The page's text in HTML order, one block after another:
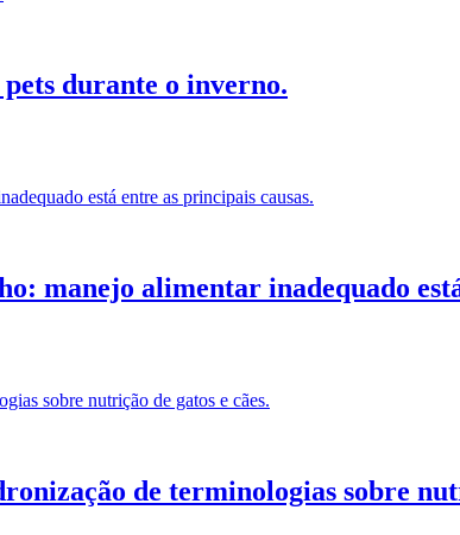
durante o inverno.
manejo alimentar inadequado
de terminologias sobre